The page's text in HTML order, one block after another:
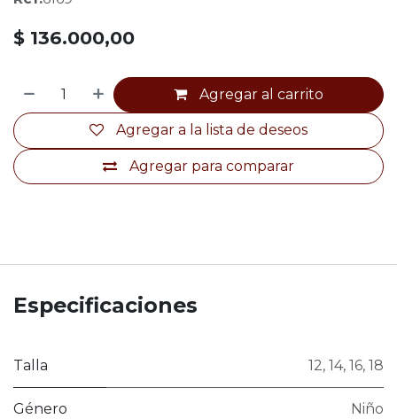
$ 136.000,00
Agregar al carrito
Agregar para comparar
Agregar a la lista de deseos
Especificaciones
Talla 12, 14, 16, 18
Género Niño